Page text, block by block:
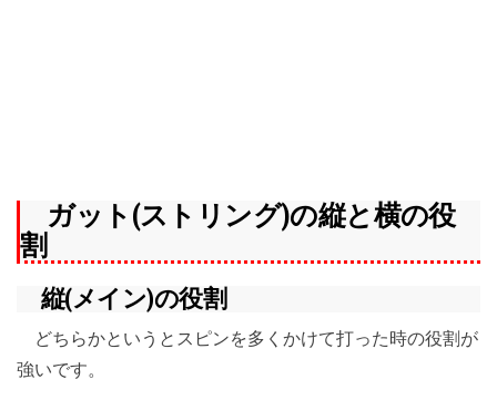
ガット(ストリング)の縦と横の役
割
縦(メイン)の役割
どちらかというとスピンを多くかけて打った時の役割が
強いです。